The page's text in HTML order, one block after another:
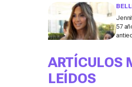
57
ARTÍCULOS
LEÍDOS